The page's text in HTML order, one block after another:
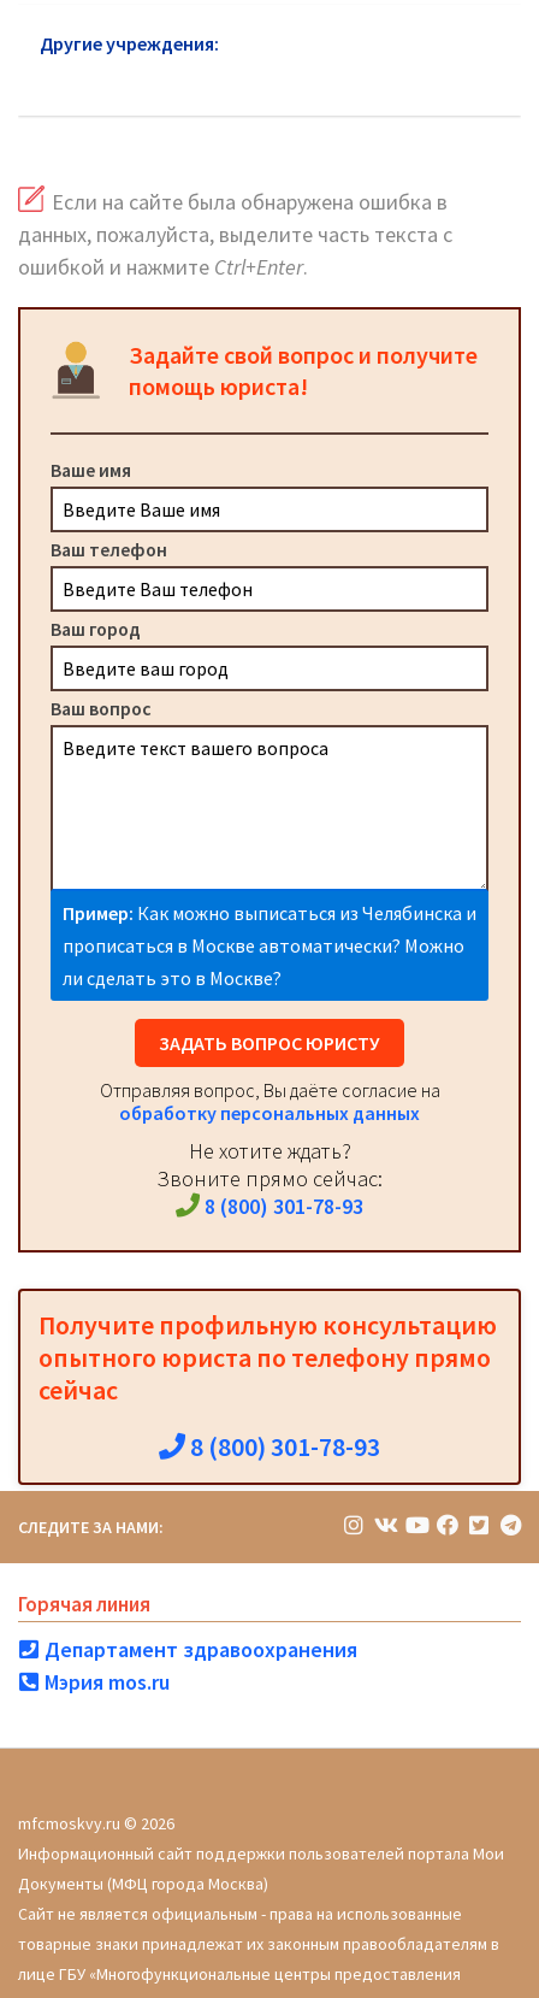
Другие учреждения:
Если на сайте была обнаружена ошибка в
данных, пожалуйста, выделите часть текста с
ошибкой и нажмите Ctrl+Enter.
Задайте свой вопрос и получите
помощь юриста!
Ваше имя
Ваш телефон
Ваш город
Ваш вопрос
Пример: Как можно выписаться из Челябинска и
прописаться в Москве автоматически? Можно
ли сделать это в Москве?
ЗАДАТЬ ВОПРОС ЮРИСТУ
Отправляя вопрос, Вы даёте согласие на
обработку персональных данных
Не хотите ждать?
Звоните прямо сейчас:
8 (800) 301-78-93
Получите профильную консультацию
опытного юриста по телефону прямо
сейчас
8 (800) 301-78-93
СЛЕДИТЕ ЗА НАМИ:
Горячая линия
Департамент здравоохранения
Мэрия mos.ru
mfcmoskvy.ru © 2026
Информационный сайт поддержки пользователей портала Мои
Документы (МФЦ города Москва)
Сайт не является официальным - права на использованные
товарные знаки принадлежат их законным правообладателям в
лице ГБУ «Многофункциональные центры предоставления